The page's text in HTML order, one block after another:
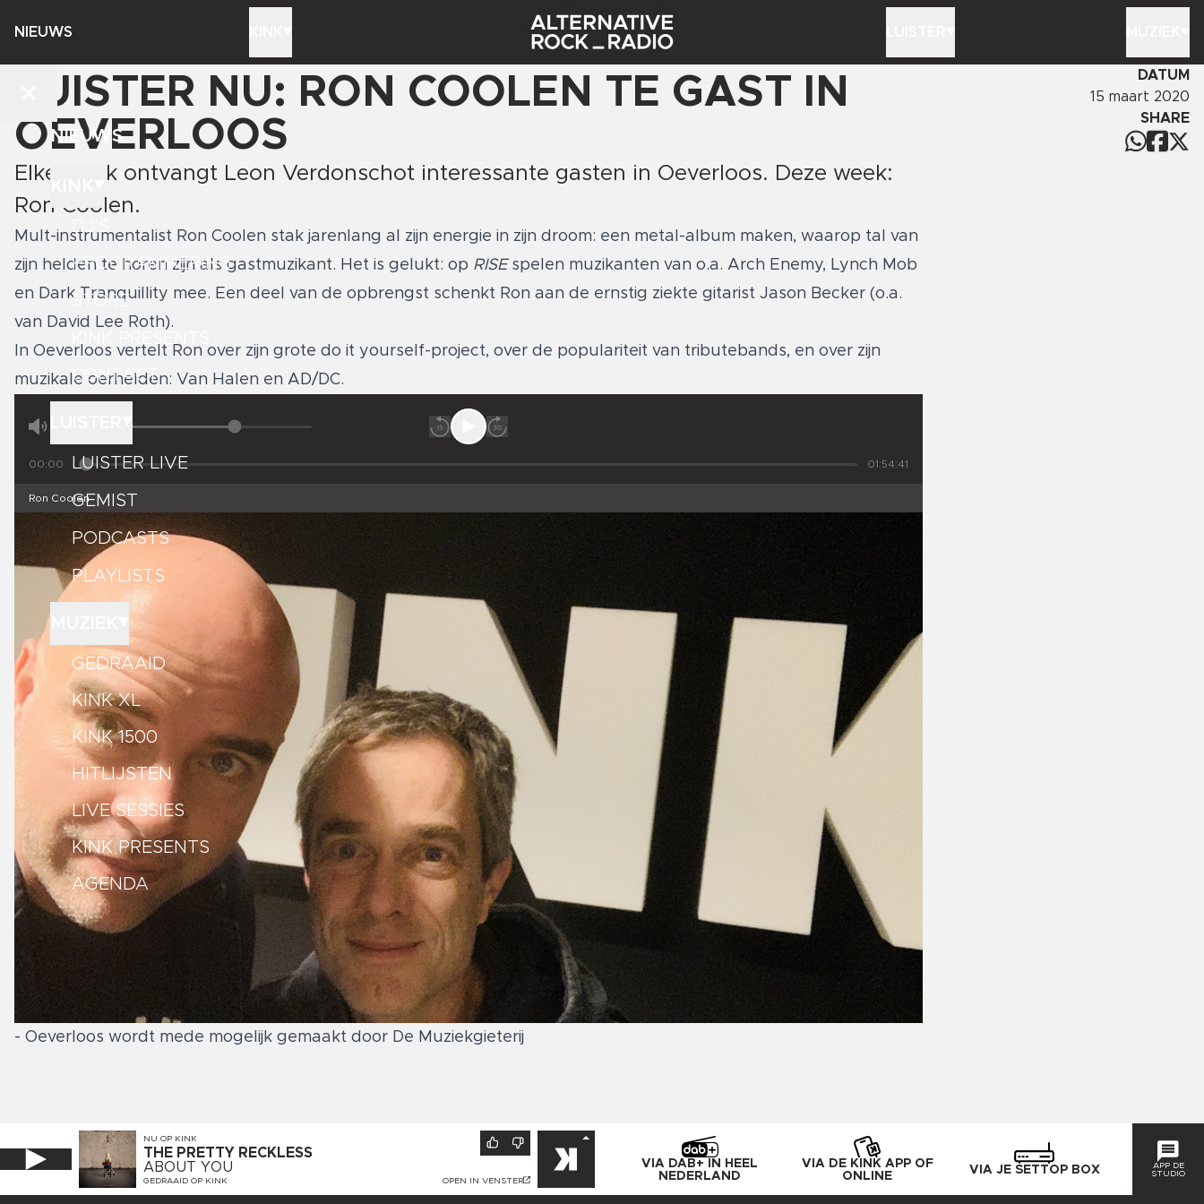
NIEUWS
NIEUWS
DJ'S
PROGRAMMERING
STORE
CONTACT
LUISTER LIVE
GEMIST
PODCASTS
PLAYLISTS
GEDRAAID
KINK XL
KINK 1500
HITLIJSTEN
LIVE SESSIES
KINK PRESENTS
AGENDA
LUISTER NU: RON COOLEN TE GAST IN
OEVERLOOS
Elke week ontvangt Leon Verdonschot interessante gasten in Oeverloos. Deze week:
Ron Coolen.
Mult-instrumentalist Ron Coolen stak jarenlang al zijn energie in zijn droom: een metal-album maken, waarop tal van
zijn helden te horen zijn als gastmuzikant. Het is gelukt: op RISEspelen muzikanten van o.a. Arch Enemy, Lynch Mob
en Dark Tranquillity mee. Een deel van de opbrengst schenkt Ron aan de ernstig ziekte gitarist Jason Becker (o.a.
van David Lee Roth).
In Oeverloos vertelt Ron over zijn grote do it yourself-project, over de populariteit van tributebands, en over zijn
muzikale oerhelden: Van Halen en AD/DC.
00:00 01:54:41
Ron Coolen
- Oeverloos wordt mede mogelijk gemaakt door De Muziekgieterij
DATUM
15 maart 2020
SHARE
NU OP KINK
THE PRETTY RECKLESS
ABOUT YOU
GEDRAAID OP KINK OPEN IN VENSTER
VIA DAB+ IN HEEL
NEDERLAND
VIA DE KINK APP OF
ONLINE
VIA JE SETTOP BOX
APP DE
STUDIO